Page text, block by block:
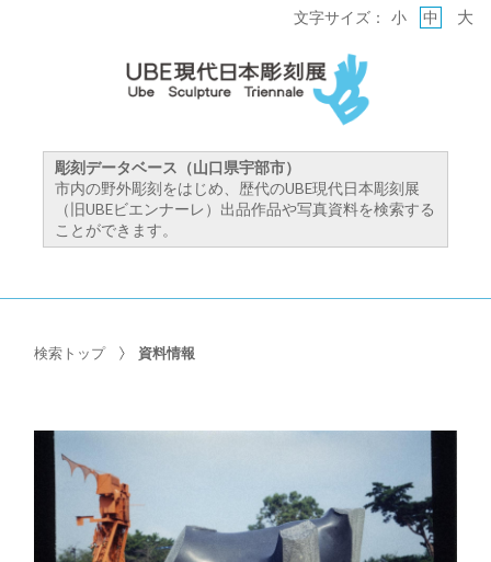
彫刻データベース（山口県宇部市）
市内の野外彫刻をはじめ、歴代のUBE現代日本彫刻展
（旧UBEビエンナーレ）出品作品や写真資料を検索する
ことができます。
文字サイズ： 小 中 大
検索トップ 資料情報